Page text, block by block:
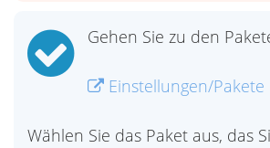
Gehen Sie zu den
Einstellungen/Pakete
Wählen Sie das Paket aus, das